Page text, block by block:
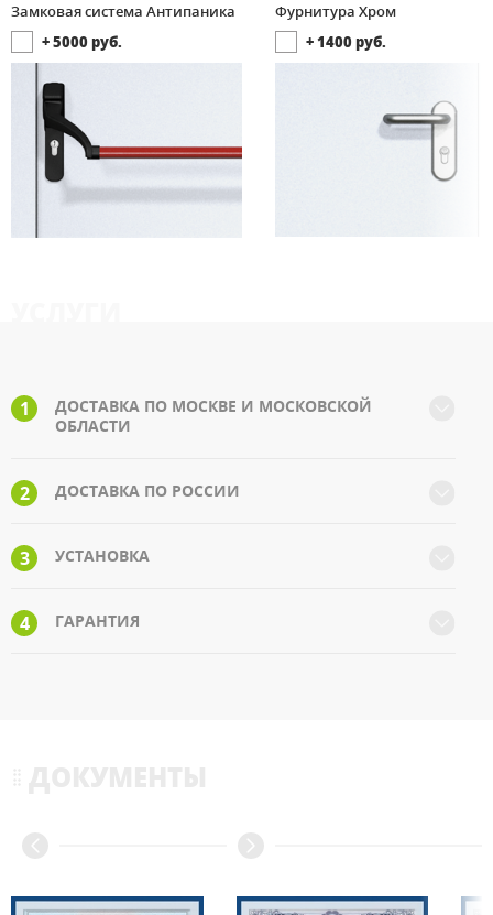
Замковая система Антипаника
+5000руб.
Фурнитура Хром
+1400руб.
1
ДОСТАВКА ПО МОСКВЕ И МОСКОВСКОЙ
ОБЛАСТИ
2 ДОСТАВКА ПО РОССИИ
3 УСТАНОВКА
4 ГАРАНТИЯ